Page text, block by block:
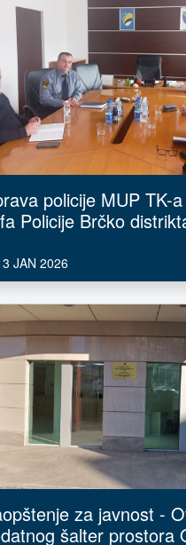
policije MUP TK-
Policije Brčko
JAN 2026
za javnost -
šalter prostora